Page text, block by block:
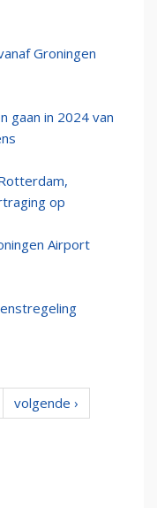
Groningen
gaan in 2024 van
op
Airport
volgende ›